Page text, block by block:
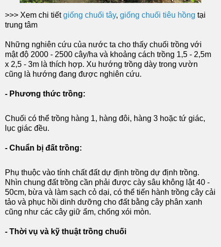
>>> Xem chi tiếtgiống chuối tây, giống chuối tiêu hồng tại
trung tâm
Những nghiên cứu của nước ta cho thấy chuối trồng với
mật độ 2000 - 2500 cây/ha và khoảng cách trồng 1,5 - 2,5m
x 2,5 - 3m là thích hợp. Xu hướng trồng dày trong vườn
cũng là hướng đang được nghiên cứu.
- Phương thức trồng:
Chuối có thể trồng hàng 1, hàng đôi, hàng 3 hoặc tứ giác,
lục giác đều.
- Chuẩn bị đất trồng:
Phụ thuộc vào tính chất đất dự định trồng dự định trồng.
Nhìn chung đất trồng cần phải được cày sâu không lật 40 -
50cm, bừa và làm sạch cỏ dại, có thể tiến hành trồng cây cải
tảo và phục hồi dinh dưỡng cho đất bằng cây phân xanh
cũng như các cây giữ ẩm, chống xói mòn.
- Thời vụ và kỹ thuật trồng chuối